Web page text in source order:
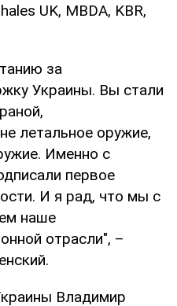
UK, MBDA, KBR,
за
Украины. Вы стали
летальное оружие,
Именно с
первое
И я рад, что мы с
наше
отрасли", –
Владимир